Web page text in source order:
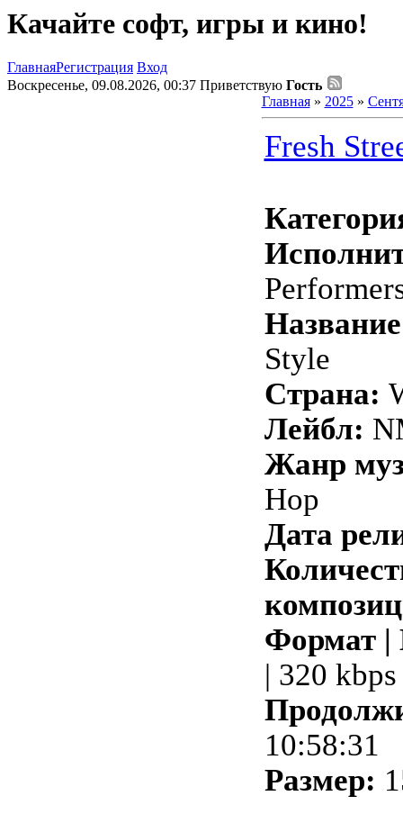
Качайте софт, игры и кино!
ГлавнаяРегистрация Вход
Воскресенье, 09.08.2026, 00:37 Приветствую Гость
Главная» 2025 »
Fresh
Style
Страна:
Лейбл:
Жанр
Hop
Дата
Формат |
| 320 kbps
10:58:31
Размер: